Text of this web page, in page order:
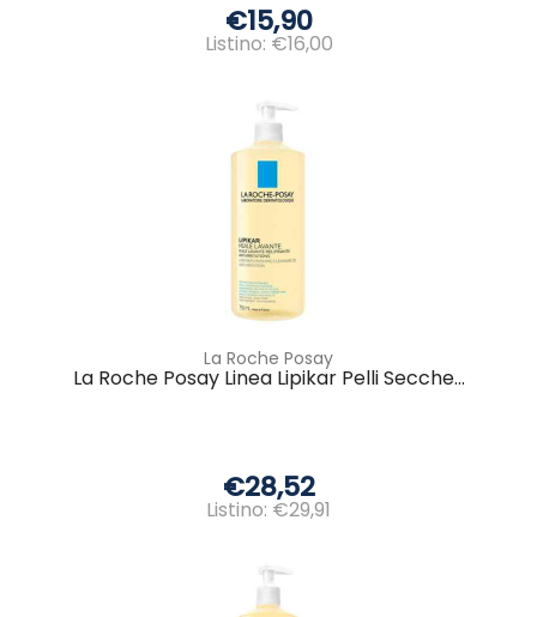
€15,90
Listino: €16,00
La Roche Posay
La Roche Posay Linea Lipikar Pelli Secche...
€28,52
Listino: €29,91